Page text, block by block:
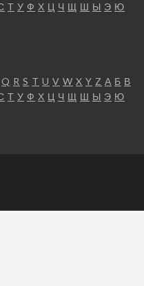
Т У Ф Х Ц Ч Щ Ш Ы Э Ю
Q R S T U V W X Y Z А Б В
Т У Ф Х Ц Ч Щ Ш Ы Э Ю